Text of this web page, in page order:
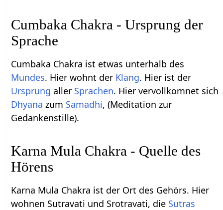
Cumbaka Chakra - Ursprung der
Sprache
Cumbaka Chakra ist etwas unterhalb des
Mundes. Hier wohnt der Klang. Hier ist der
Ursprung aller Sprachen. Hier vervollkomnet sich
Dhyana zum Samadhi, (Meditation zur
Gedankenstille).
Karna Mula Chakra - Quelle des
Hörens
Karna Mula Chakra ist der Ort des Gehörs. Hier
wohnen Sutravati und Srotravati, die Sutras